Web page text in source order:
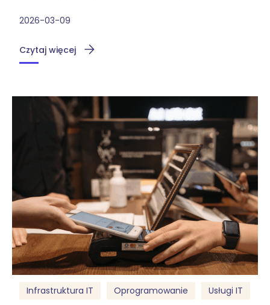
2026-03-09
Czytaj więcej
Infrastruktura IT Oprogramowanie Usługi IT